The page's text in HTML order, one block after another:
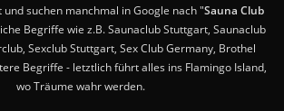
suchen manchmal in Google nach "Sauna Club
Begriffe wie z.B. Saunaclub Stuttgart, Saunaclub
Sexclub Stuttgart, Sex Club Germany, Brothel
Begriffe - letztlich führt alles ins Flamingo Island,
wo Träume wahr werden.